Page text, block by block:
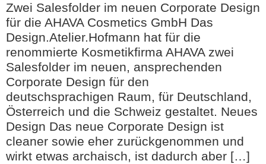
Zwei Salesfolder im neuen Corporate Design
für die AHAVA Cosmetics GmbH Das
Design.Atelier.Hofmann hat für die
renommierte Kosmetikfirma AHAVA zwei
Salesfolder im neuen, ansprechenden
Corporate Design für den
deutschsprachigen Raum, für Deutschland,
Österreich und die Schweiz gestaltet. Neues
Design Das neue Corporate Design ist
cleaner sowie eher zurückgenommen und
wirkt etwas archaisch, ist dadurch aber […]